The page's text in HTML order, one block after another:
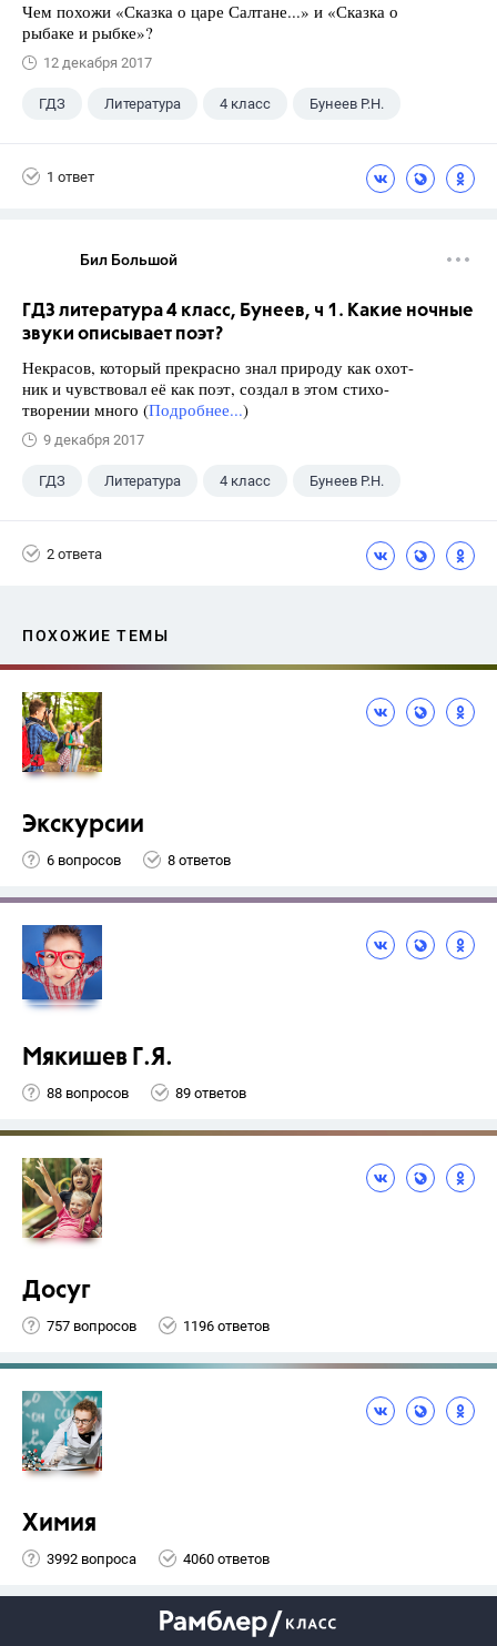
Чем похожи «Сказка о царе Салтане...» и «Сказка о
рыбаке и рыбке»?
12 декабря 2017
ГДЗ Литература 4 класс Бунеев Р.Н.
1 ответ
Бил Большой
ГДЗ литература 4 класс, Бунеев, ч 1. Какие ночные
звуки описывает поэт?
Некрасов, который прекрасно знал природу как охот-
ник и чувствовал её как поэт, создал в этом стихо-
творении много (Подробнее...)
9 декабря 2017
ГДЗ Литература 4 класс Бунеев Р.Н.
2 ответа
ПОХОЖИЕ ТЕМЫ
Экскурсии
6 вопросов 8 ответов
Мякишев Г.Я.
88 вопросов 89 ответов
Досуг
757 вопросов 1196 ответов
Химия
3992 вопроса 4060 ответов